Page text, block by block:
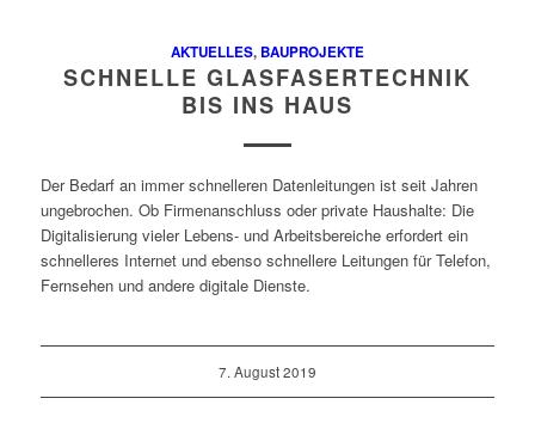
AKTUELLES, BAUPROJEKTE
SCHNELLE GLASFASERTECHNIK
BIS INS HAUS
Der Bedarf an immer schnelleren Datenleitungen ist seit Jahren
ungebrochen. Ob Firmenanschluss oder private Haushalte: Die
Digitalisierung vieler Lebens- und Arbeitsbereiche erfordert ein
schnelleres Internet und ebenso schnellere Leitungen für Telefon,
Fernsehen und andere digitale Dienste.
7. August 2019